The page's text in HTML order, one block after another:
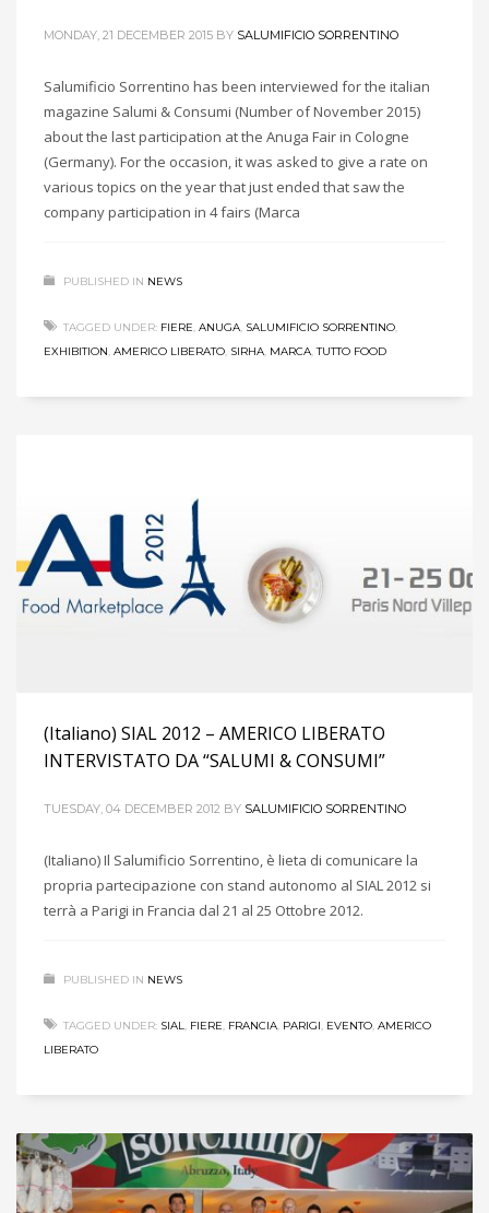
MONDAY, 21 DECEMBER 2015 BY SALUMIFICIO SORRENTINO
Salumificio Sorrentino has been interviewed for the italian
magazine Salumi & Consumi (Number of November 2015)
about the last participation at the Anuga Fair in Cologne
(Germany). For the occasion, it was asked to give a rate on
various topics on the year that just ended that saw the
company participation in 4 fairs (Marca
PUBLISHED IN NEWS
TAGGED UNDER: FIERE, ANUGA, SALUMIFICIO SORRENTINO,
EXHIBITION, AMERICO LIBERATO, SIRHA, MARCA,TUTTO FOOD
(Italiano) SIAL 2012 – AMERICO LIBERATO
INTERVISTATO DA “SALUMI & CONSUMI”
TUESDAY, 04 DECEMBER 2012 BY SALUMIFICIO SORRENTINO
(Italiano) Il Salumificio Sorrentino, è lieta di comunicare la
propria partecipazione con stand autonomo al SIAL 2012 si
terrà a Parigi in Francia dal 21 al 25 Ottobre 2012.
PUBLISHED IN NEWS
TAGGED UNDER: SIAL, FIERE, FRANCIA, PARIGI, EVENTO, AMERICO
LIBERATO